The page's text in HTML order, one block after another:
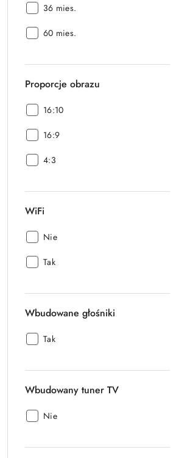
Gwarancja:
36 mies.
Gwarancja:
60 mies.
Proporcje obrazu
Proporcje
16:10
Proporcje
16:9
Proporcje
4:3
WiFi
WiFi:
Nie
WiFi:
Tak
Wbudowane głośniki
Wbudowane
Tak
Wbudowany tuner TV
Wbudowany
Nie